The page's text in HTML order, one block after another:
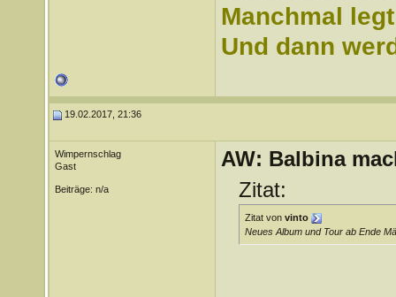
Manchmal
Und dann
19.02.2017, 21:36
Wimpernschlag
Gast
Beiträge: n/a
AW: Balbina
Zitat:
Zitat von vinto
Neues Album und Tour ab Ende